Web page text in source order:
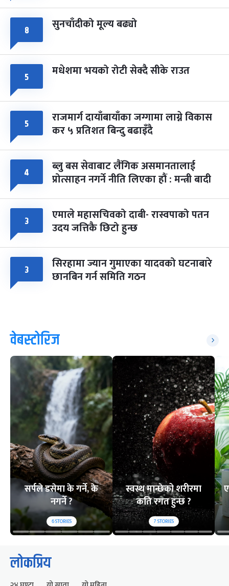
८ सुनचाँदीको मूल्य बढ्यो
५ मधेशमा भयको रोटी सेक्दै सीके राउत
५ राजमार्ग दायाँबायाँका जग्गामा लाग्ने विकास
कर ५ प्रतिशत बिन्दु बढाइँदै
४ ब्लु बस सेवाबाट लैंगिक असमानतालाई
प्रोत्साहन नगर्ने नीति लिएका हौं : मन्त्री बादी
३ एमाले महासचिवको दाबी- रास्वपाको पतन
उदय जत्तिकै छिटो हुन्छ
३ सिरहामा ज्यान गुमाएका यादवको घटनाबारे
छानबिन गर्न समिति गठन
वेबस्टोरिज
सर्पले डसेमा के गर्ने, के
नगर्ने ?
6STORIES
स्वस्थ मान्छेको शरीरमा
कति रगत हुन्छ ?
7STORIES
लोकप्रिय